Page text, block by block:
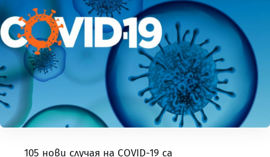
105 нови случая на COVID-19 са